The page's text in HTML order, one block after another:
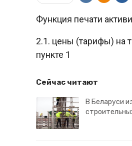
Функция печати
2.1. цены (тарифы) на
пункте 1
Сейчас читают
В Беларуси